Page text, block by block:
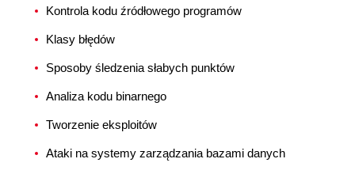
Kontrola kodu źródłowego programów
Klasy błędów
Sposoby śledzenia słabych punktów
Analiza kodu binarnego
Tworzenie eksploitów
Ataki na systemy zarządzania bazami danych